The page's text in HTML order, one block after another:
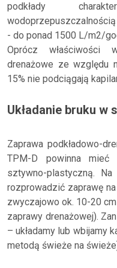
podkłady
- do ponad 1500 L/m2/
Oprócz właściwości
drenażowe ze względu
15% nie podciągają
Układanie bruku w
Zaprawa podkładowo-
TPM-D powinna mieć
sztywno-plastyczną.
rozprowadzić zaprawę
zwyczajowo ok. 10-20
zaprawy drenażowej).
– układamy lub wbijamy
metodą świeże na